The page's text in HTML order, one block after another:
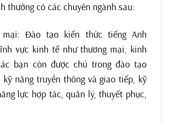
thường có các chuyên ngành sau:
mại: Đào tạo kiến thức tiếng Anh
vực kinh tế như thương mại, kinh
bạn còn được chú trong đào tạo
kỹ năng truyền thông và giao tiếp, kỹ
lực hợp tác, quản lý, thuyết phục,